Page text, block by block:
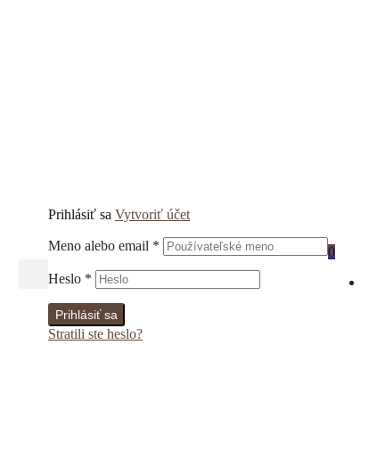
Prihlásiť sa Vytvoriť účet
Meno alebo email *
Heslo *
Prihlásiť sa
Stratili ste heslo?
0